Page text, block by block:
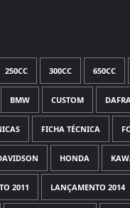
250CC 300CC 650CC
BMW CUSTOM DAFRA
FICHA TÉCNICA
HONDA
2011 LANÇAMENTO 2014